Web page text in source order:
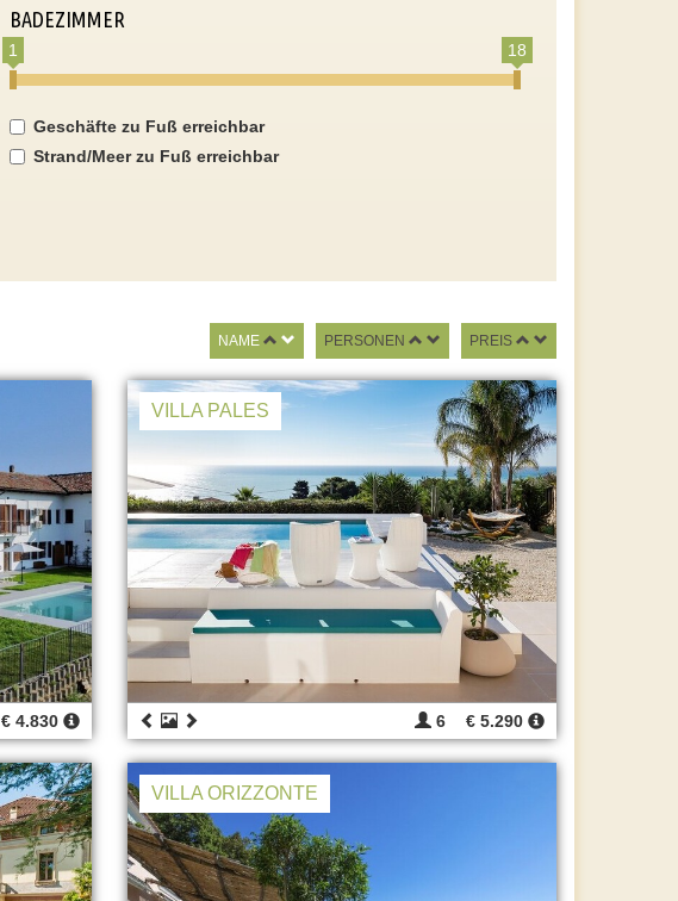
BADEZIMMER
1 18
Geschäfte zu Fuß erreichbar
Strand/Meer zu Fuß erreichbar
NAME PERSONEN PREIS
€ 4.830
VILLA PALES
6 € 5.290
VILLA ORIZZONTE